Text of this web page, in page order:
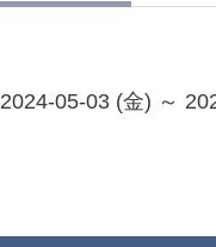
2024-05-03 (金) ～